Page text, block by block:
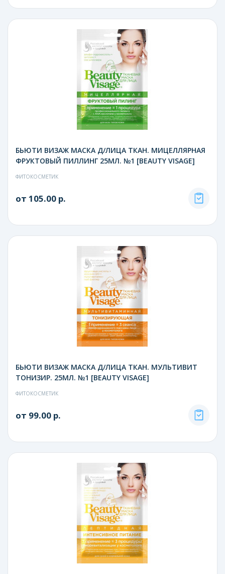
БЬЮТИ ВИЗАЖ МАСКА Д/ЛИЦА ТКАН. МИЦЕЛЛЯРНАЯ
ФРУКТОВЫЙ ПИЛЛИНГ 25МЛ. №1 [BEAUTY VISAGE]
ФИТОКОСМЕТИК
от 105.00 р.
БЬЮТИ ВИЗАЖ МАСКА Д/ЛИЦА ТКАН. МУЛЬТИВИТ
ТОНИЗИР. 25МЛ. №1 [BEAUTY VISAGE]
ФИТОКОСМЕТИК
от 99.00 р.